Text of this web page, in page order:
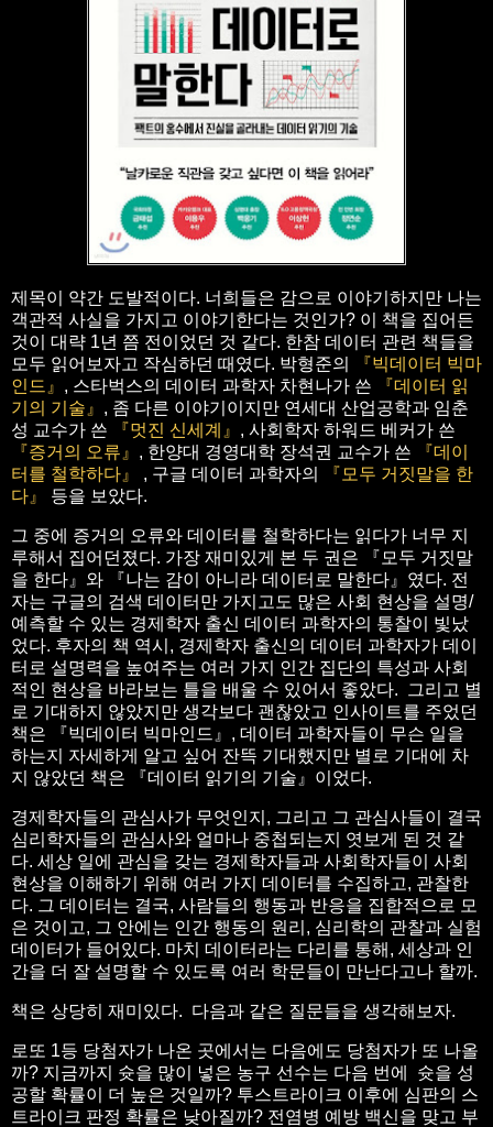
제목이 약간 도발적이다. 너희들은 감으로 이야기하지만 나는
객관적 사실을 가지고 이야기한다는 것인가? 이 책을 집어든
것이 대략 1년 쯤 전이었던 것 같다. 한참 데이터 관련 책들을
모두 읽어보자고 작심하던 때였다. 박형준의
『빅데이터 빅마
인드』 , 스타벅스의 데이터 과학자 차현나가 쓴
『데이터 읽
기의 기술』 , 좀 다른 이야기이지만 연세대 산업공학과 임춘
성 교수가 쓴
『멋진 신세계』 , 사회학자 하워드 베커가 쓴
『증거의 오류』 , 한양대 경영대학 장석권 교수가 쓴
『데이
터를 철학하다』
, 구글 데이터 과학자의
『모두 거짓말을 한
다』
등을 보았다.
그 중에 증거의 오류와 데이터를 철학하다는 읽다가 너무 지
루해서 집어던졌다. 가장 재미있게 본 두 권은 『모두 거짓말
을 한다』와 『나는 감이 아니라 데이터로 말한다』였다. 전
자는 구글의 검색 데이터만 가지고도 많은 사회 현상을 설명/
예측할 수 있는 경제학자 출신 데이터 과학자의 통찰이 빛났
었다. 후자의 책 역시, 경제학자 출신의 데이터 과학자가 데이
터로 설명력을 높여주는 여러 가지 인간 집단의 특성과 사회
적인 현상을 바라보는 틀을 배울 수 있어서 좋았다. 그리고 별
로 기대하지 않았지만 생각보다 괜찮았고 인사이트를 주었던
책은 『빅데이터 빅마인드』, 데이터 과학자들이 무슨 일을
하는지 자세하게 알고 싶어 잔뜩 기대했지만 별로 기대에 차
지 않았던 책은 『데이터 읽기의 기술』이었다.
경제학자들의 관심사가 무엇인지, 그리고 그 관심사들이 결국
심리학자들의 관심사와 얼마나 중첩되는지 엿보게 된 것 같
다. 세상 일에 관심을 갖는 경제학자들과 사회학자들이 사회
현상을 이해하기 위해 여러 가지 데이터를 수집하고, 관찰한
다. 그 데이터는 결국, 사람들의 행동과 반응을 집합적으로 모
은 것이고, 그 안에는 인간 행동의 원리, 심리학의 관찰과 실험
데이터가 들어있다. 마치 데이터라는 다리를 통해, 세상과 인
간을 더 잘 설명할 수 있도록 여러 학문들이 만난다고나 할까.
책은 상당히 재미있다. 다음과 같은 질문들을 생각해보자.
로또 1등 당첨자가 나온 곳에서는 다음에도 당첨자가 또 나올
까? 지금까지 슛을 많이 넣은 농구 선수는 다음 번에 슛을 성
공할 확률이 더 높은 것일까? 투스트라이크 이후에 심판의 스
트라이크 판정 확률은 낮아질까? 전염병 예방 백신을 맞고 부